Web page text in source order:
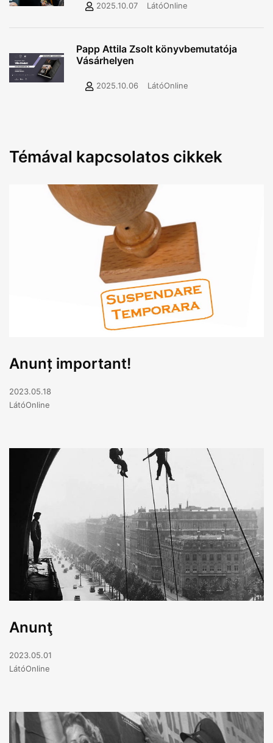
2025.10.07 LátóOnline
Papp Attila Zsolt könyvbemutatója
Vásárhelyen
2025.10.06 LátóOnline
Témával kapcsolatos cikkek
Anunț important!
2023.05.18
LátóOnline
Anunţ
2023.05.01
LátóOnline